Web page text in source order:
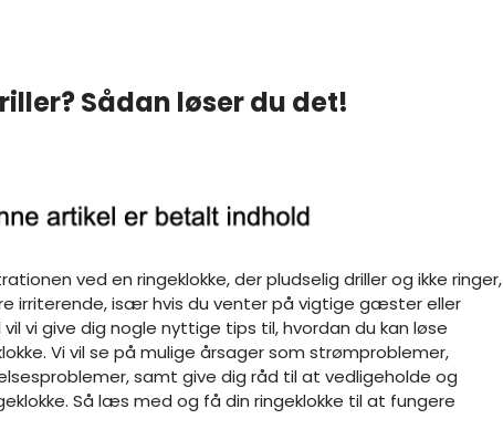
Sådan løser du det!
ved en ringeklokke, der pludselig driller og ikke ringer,
irriterende, især hvis du venter på vigtige gæster eller
vi give dig nogle nyttige tips til, hvordan du kan løse
Vi vil se på mulige årsager som strømproblemer,
samt give dig råd til at vedligeholde og
Så læs med og få din ringeklokke til at fungere